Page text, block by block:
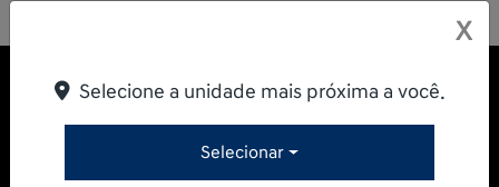
X
Selecione a unidade mais próxima a você.
Selecionar